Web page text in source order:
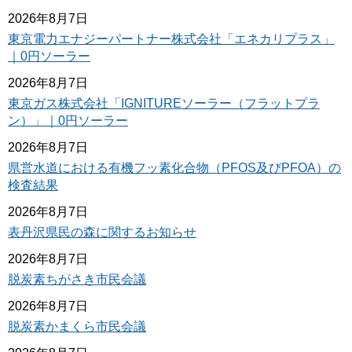
2026年8月7日
東京電力エナジーパートナー株式会社「エネカリプラス」
｜0円ソーラー
2026年8月7日
東京ガス株式会社「IGNITUREソーラー（フラットプラ
ン）」｜0円ソーラー
2026年8月7日
県営水道における有機フッ素化合物（PFOS及びPFOA）の
検査結果
2026年8月7日
表丹沢県民の森に関するお知らせ
2026年8月7日
脱炭素ちがさき市民会議
2026年8月7日
脱炭素かまくら市民会議